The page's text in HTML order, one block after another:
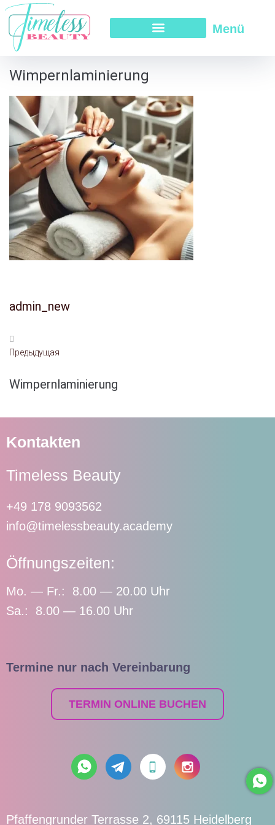
Menü
Wimpernlaminierung
admin_new
Предыдущая
Wimpernlaminierung
Kontakten
Timeless Beauty
+49 178 9093562
info@timelessbeauty.academy
Öffnungszeiten:
Mo. — Fr.: 8.00 — 20.00 Uhr
Sa.: 8.00 — 16.00 Uhr
Termine nur nach Vereinbarung
TERMIN ONLINE BUCHEN
Pfaffengrunder Terrasse 2, 69115 Heidelberg